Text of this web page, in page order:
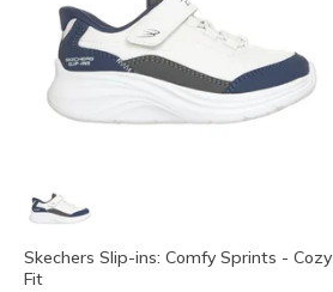
Skechers Slip-ins: Comfy Sprints - Cozy
Fit